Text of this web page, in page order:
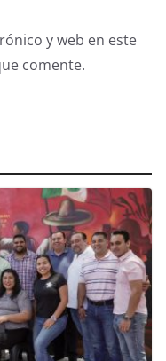
y web en este
comente.